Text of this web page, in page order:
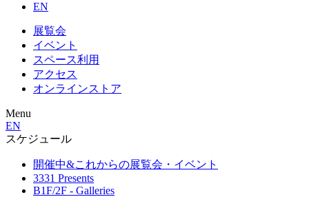
EN
展覧会
イベント
スペース利用
アクセス
オンラインストア
Menu
EN
スケジュール
開催中&これからの展覧会・イベント
3331 Presents
B1F/2F - Galleries